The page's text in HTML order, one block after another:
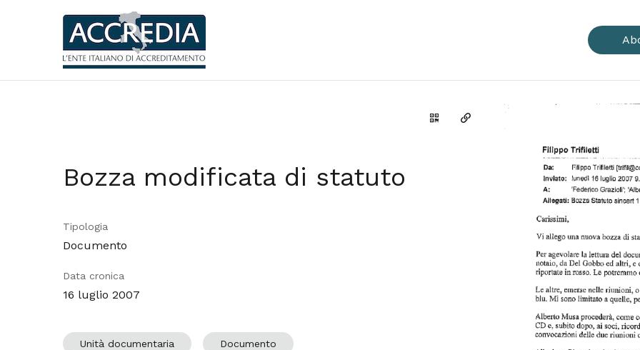
Genera il QR Code della scheda
Copia il permalink
Bozza modificata di statuto
Tipologia
Documento
Data cronica
16 luglio 2007
Unità documentaria Documento